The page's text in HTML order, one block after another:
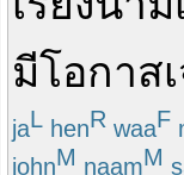
มีโอกาส
jaL henR waaF
johnM naamM